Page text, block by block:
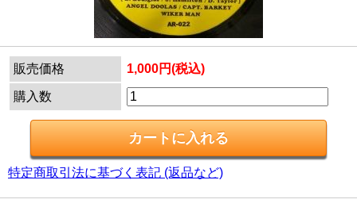
販売価格 1,000円(税込)
購入数
特定商取引法に基づく表記 (返品など)